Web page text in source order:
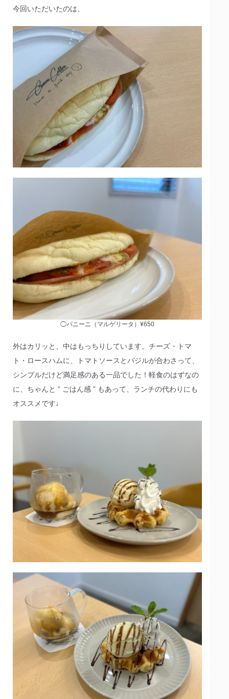
今回いただいたのは、
◯パニーニ（マルゲリータ）¥650
外はカリッと、中はもっちりしています。チーズ・トマ
ト・ロースハムに、トマトソースとバジルが合わさって、
シンプルだけど満足感のある一品でした！軽食のはずなの
に、ちゃんと ” ごはん感 ” もあって、ランチの代わりにも
オススメです♩